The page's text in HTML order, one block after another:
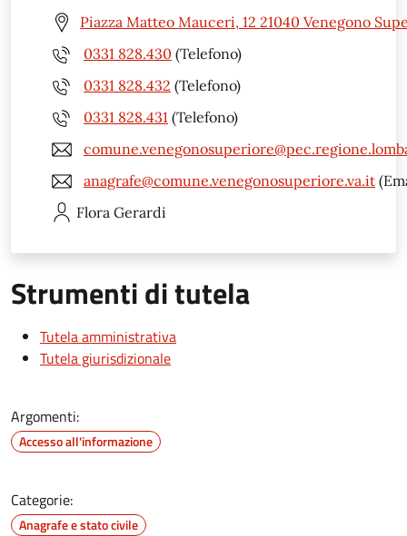
Piazza Matteo Mauceri, 12 21040 Venegono
0331 828.430 (Telefono)
0331 828.432 (Telefono)
0331 828.431 (Telefono)
anagrafe@comune.venegonosuperiore.va.it
Flora Gerardi
Strumenti di tutela
Tutela amministrativa
Tutela giurisdizionale
Argomenti:
Accesso all'informazione
Categorie:
Anagrafe e stato civile